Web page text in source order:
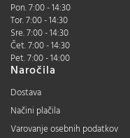
Pon. 7:00 - 14:30
Tor. 7:00 - 14:30
Sre. 7:00 - 14:30
Čet. 7:00 - 14:30
Pet. 7:00 - 14:00
Naročila
Dostava
Načini plačila
Varovanje osebnih podatkov